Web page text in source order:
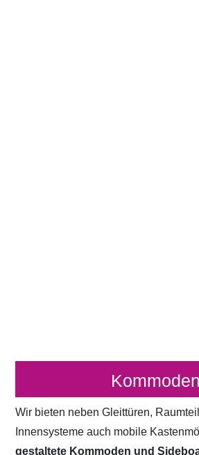
Kommoden
Wir bieten neben Gleittüren,
Innensysteme auch mobile
gestaltete Kommoden und